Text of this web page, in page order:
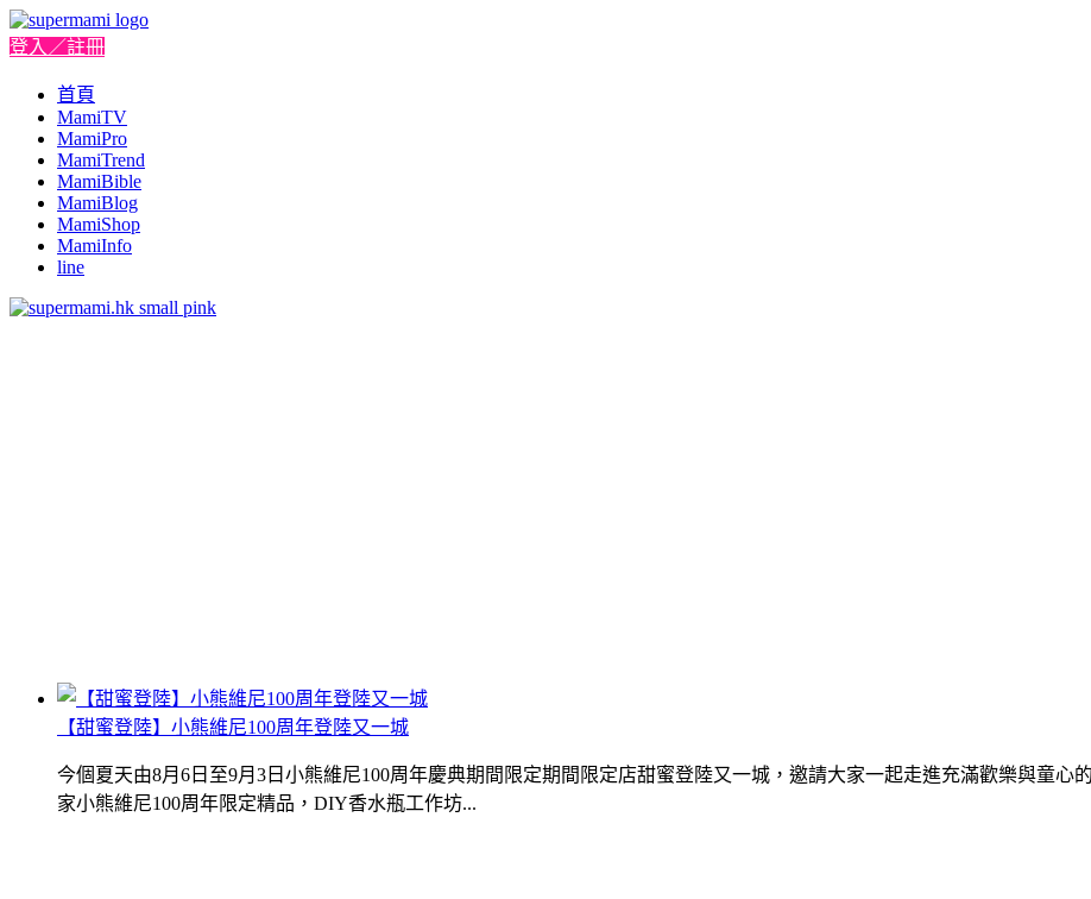
登入／註冊
首頁
MamiTV
MamiPro
MamiTrend
MamiBible
MamiBlog
MamiShop
MamiInfo
line
【甜蜜登陸】小熊維尼100周年登陸又一城
今個夏天由8月6日至9月3日小熊維尼100周年慶典期間限定期間限定店甜蜜登陸又一城，邀請大家一起走進充滿歡樂與童
家小熊維尼100周年限定精品，DIY香水瓶工作坊...